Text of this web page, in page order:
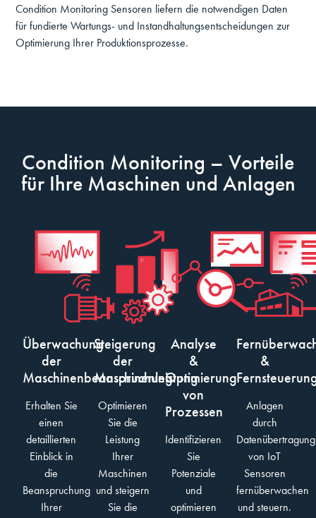
Condition Monitoring Sensoren liefern die notwendigen Daten
für fundierte Wartungs- und Instandhaltungsentscheidungen zur
Optimierung Ihrer Produktionsprozesse.
Condition Monitoring – Vorteile
für Ihre Maschinen und Anlagen
Überwachung
der
Maschinenbeanspruchung
Erhalten Sie
einen
detaillierten
Einblick in
die
Beanspruchung
Ihrer
Steigerung
der
Maschinenleistung
Optimieren
Sie die
Leistung
Ihrer
Maschinen
und steigern
Sie die
Analyse
&
Optimierung
von
Prozessen
Identifizieren
Sie
Potenziale
und
optimieren
&
Anlagen
durch
Datenübertragung
von IoT
Sensoren
fernüberwachen
und steuern.